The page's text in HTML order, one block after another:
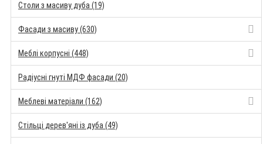
Столи з масиву дуба (19)
Фасади з масиву (630)
Меблі корпусні (448)
Радіусні гнуті МДФ фасади (20)
Меблеві матеріали (162)
Стільці дерев'яні із дуба (49)